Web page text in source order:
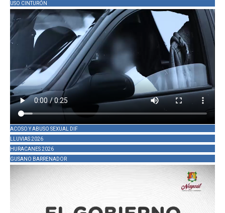
USO CINTURÓN
ACOSO Y ABUSO SEXUAL DIF
LLUVIAS 2026
HURACANES 2026
GUSANO BARRENADOR